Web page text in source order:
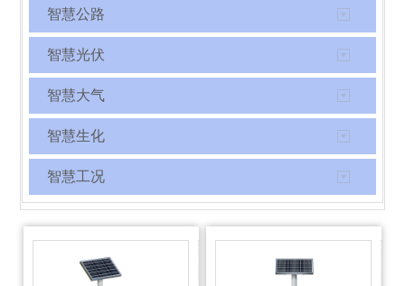
智慧公路
智慧光伏
智慧大气
智慧生化
智慧工况